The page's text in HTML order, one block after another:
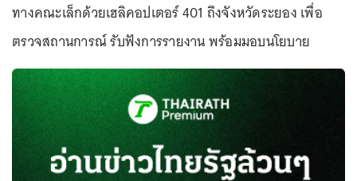
ทางคณะเล็กด้วยเฮลิคอปเตอร์ 401 ถึงจังหวัดระยอง เพื่อ
ตรวจสถานการณ์ รับฟังการรายงาน พร้อมมอบนโยบาย